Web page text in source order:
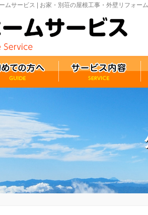
サービス | お家・別荘の屋根工事・外壁リフォー